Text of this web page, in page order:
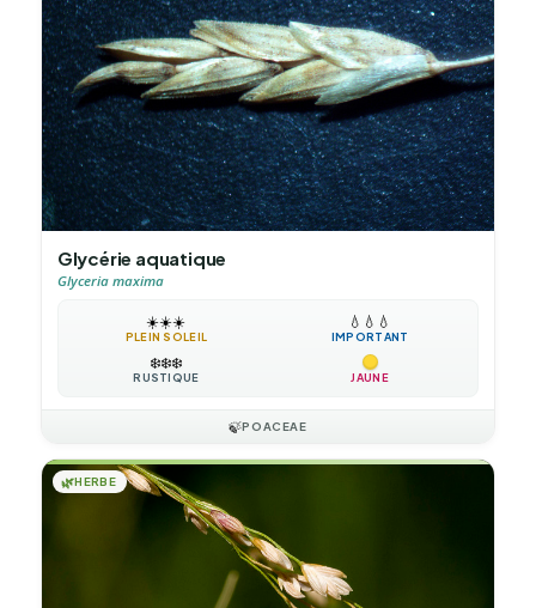
Glycérie aquatique
Glyceria maxima
☀️☀️☀️
PLEIN SOLEIL
💧 💧 💧
IMPORTANT
❄️❄️❄️
RUSTIQUE JAUNE
🍃POACEAE
🌿HERBE